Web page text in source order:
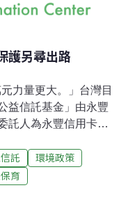
護另尋出路
力量更大。」台灣目
益信託基金」由永豐
託人為永豐信用卡公
能有未來。這項公益
已經超過550萬元。
託
環境政策
育